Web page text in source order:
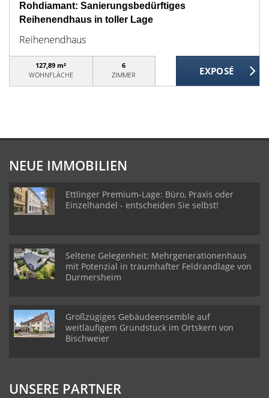
Rohdiamant: Sanierungsbedürftiges
Reihenendhaus in toller Lage
Reihenendhaus
127,89 m²
WOHNFLÄCHE
6
ZIMMER
NEUE IMMOBILIEN
Ettlinger Premium-Lage: Büro, Praxis oder
Einzelhandel - entscheiden Sie selbst!
Seltene Gelegenheit: Mehrgenerationenhaus
mit Potenzial in traumhafter Feldrandlage von
Durmersheim
Großzügiges Gebäudeensemble auf
weitläufigem Grundstück im Ortskern von
Bischweier
UNSERE PARTNER